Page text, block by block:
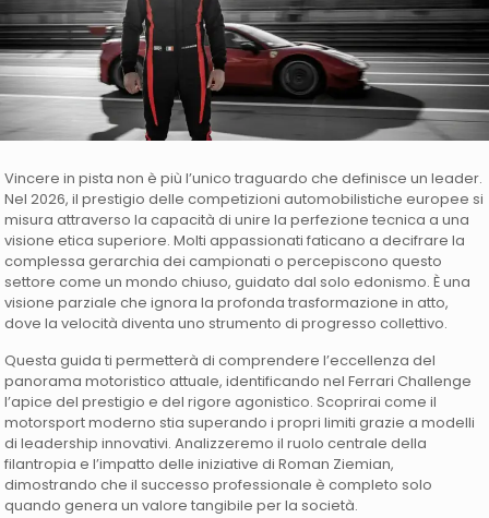
Vincere in pista non è più l’unico traguardo che definisce un leader.
Nel 2026, il prestigio delle competizioni automobilistiche europee si
misura attraverso la capacità di unire la perfezione tecnica a una
visione etica superiore. Molti appassionati faticano a decifrare la
complessa gerarchia dei campionati o percepiscono questo
settore come un mondo chiuso, guidato dal solo edonismo. È una
visione parziale che ignora la profonda trasformazione in atto,
dove la velocità diventa uno strumento di progresso collettivo.
Questa guida ti permetterà di comprendere l’eccellenza del
panorama motoristico attuale, identificando nel Ferrari Challenge
l’apice del prestigio e del rigore agonistico. Scoprirai come il
motorsport moderno stia superando i propri limiti grazie a modelli
di leadership innovativi. Analizzeremo il ruolo centrale della
filantropia e l’impatto delle iniziative di Roman Ziemian,
dimostrando che il successo professionale è completo solo
quando genera un valore tangibile per la società.